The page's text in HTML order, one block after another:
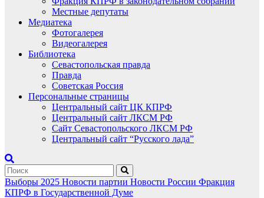
Местные депутаты
Медиатека
Фотогалерея
Видеогалерея
Библиотека
Севастопольская правда
Правда
Советская Россия
Персональные страницы
Центральный сайт ЦК КПРФ
Центральный сайт ЛКСМ РФ
Сайт Севастопольского ЛКСМ РФ
Центральный сайт “Русского лада”
Выборы 2025 Новости партии Новости России Фракция
КПРФ в Государственной Думе